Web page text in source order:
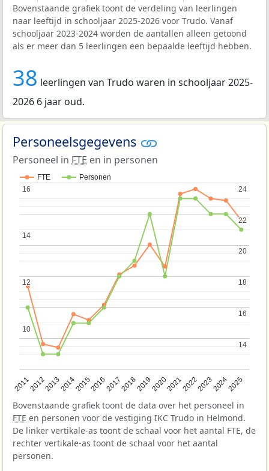
Bovenstaande grafiek toont de verdeling van leerlingen
naar leeftijd in schooljaar 2025-2026 voor Trudo. Vanaf
schooljaar 2023-2024 worden de aantallen alleen getoond
als er meer dan 5 leerlingen een bepaalde leeftijd hebben.
38 leerlingen van Trudo waren in schooljaar 2025-
2026 6 jaar oud.
Personeelsgegevens
Personeel in FTE en in personen
FTE Personen
201120122013201420152016201720182019202020212022202320242025
10
10
12
12
14
14
16
16
14
14
16
16
18
18
20
20
22
22
24
24
Bovenstaande grafiek toont de data over het personeel in
FTE en personen voor de vestiging IKC Trudo in Helmond.
De linker vertikale-as toont de schaal voor het aantal FTE, de
rechter vertikale-as toont de schaal voor het aantal
personen.